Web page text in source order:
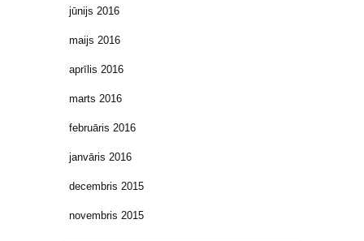
jūnijs 2016
maijs 2016
aprīlis 2016
marts 2016
februāris 2016
janvāris 2016
decembris 2015
novembris 2015